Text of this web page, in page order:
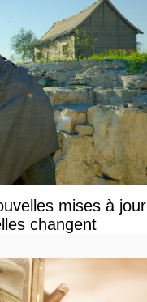
mises à jour
changent